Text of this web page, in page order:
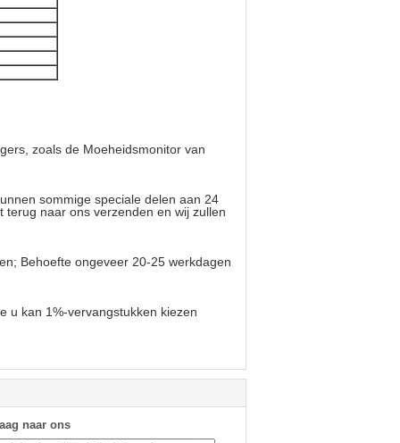
zoals de Moeheidsmonitor van
sommige speciale delen aan 24
naar ons verzenden en wij zullen
Behoefte ongeveer 20-25 werkdagen
u kan 1%-vervangstukken kiezen
naar ons